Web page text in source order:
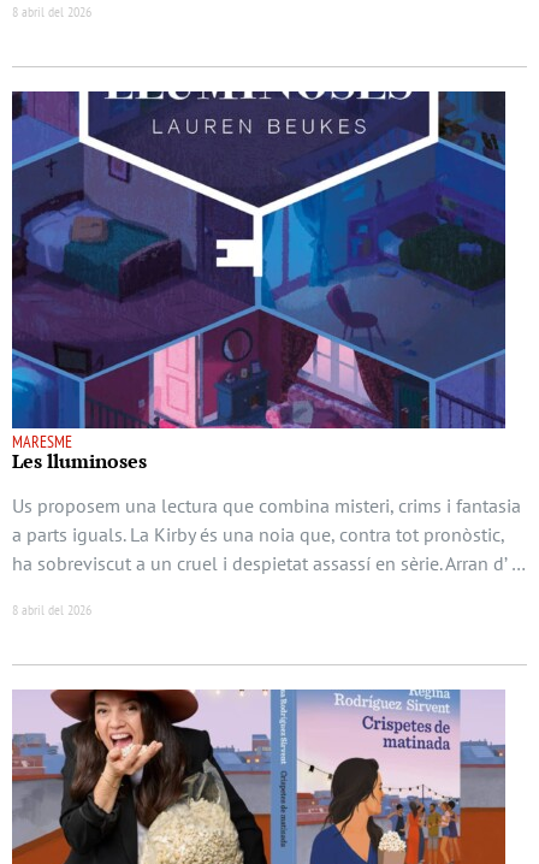
8 abril del 2026
MARESME
Les lluminoses
Us proposem una lectura que combina misteri, crims i fantasia
a parts iguals. La Kirby és una noia que, contra tot pronòstic,
ha sobreviscut a un cruel i despietat assassí en sèrie. Arran d’ …
8 abril del 2026